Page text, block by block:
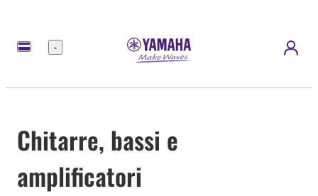
Menu
Chitarre, bassi e
amplificatori